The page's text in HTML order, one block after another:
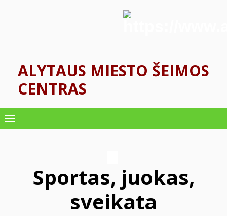
ALYTAUS MIESTO ŠEIMOS
CENTRAS
Sportas, juokas,
sveikata